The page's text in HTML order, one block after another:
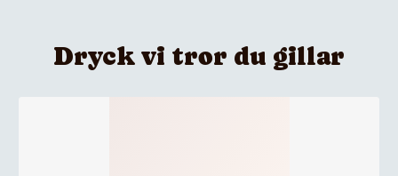
Dryck vi tror du gillar